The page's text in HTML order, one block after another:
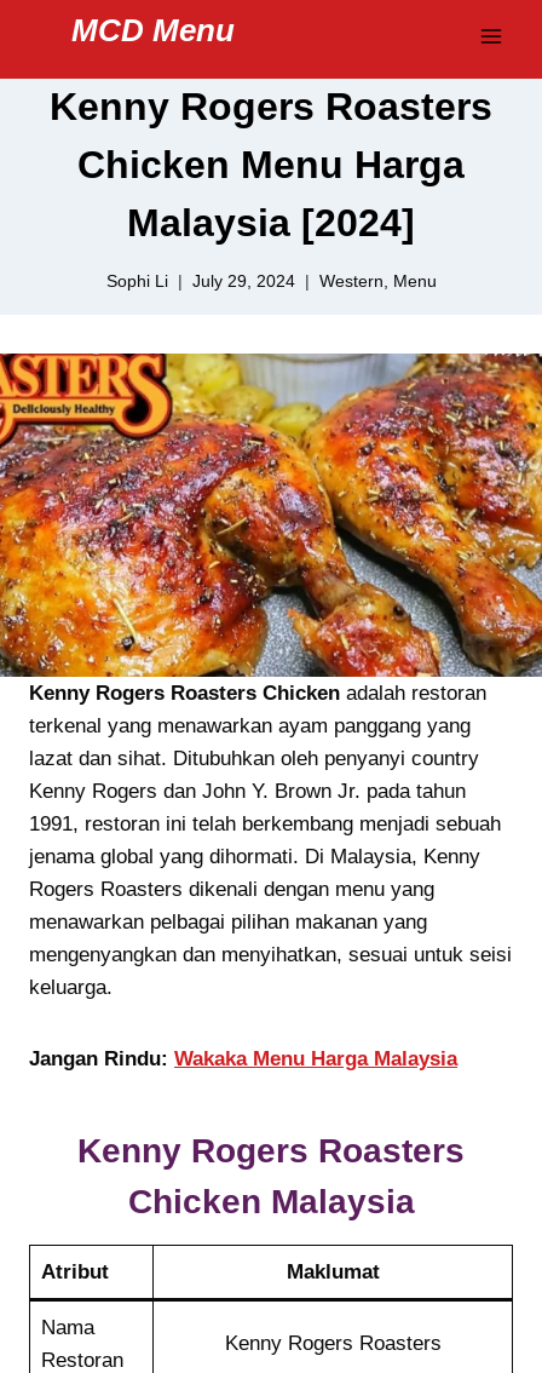
content
MCD Menu
Kenny Rogers Roasters
Chicken Menu Harga
Malaysia [2024]
Sophi Li July 29, 2024 Western Menu
Kenny Rogers Roasters Chicken adalah restoran
terkenal yang menawarkan ayam panggang yang
lazat dan sihat. Ditubuhkan oleh penyanyi country
Kenny Rogers dan John Y. Brown Jr. pada tahun
1991, restoran ini telah berkembang menjadi sebuah
jenama global yang dihormati. Di Malaysia, Kenny
Rogers Roasters dikenali dengan menu yang
menawarkan pelbagai pilihan makanan yang
mengenyangkan dan menyihatkan, sesuai untuk seisi
keluarga.
Jangan Rindu: Wakaka Menu Harga Malaysia
Kenny Rogers Roasters
Chicken Malaysia
Atribut Maklumat
Nama
Restoran
Kenny Rogers Roasters